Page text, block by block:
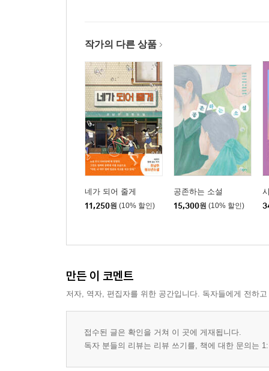
작가의 다른 상품
네가 되어 줄게
11,250원 (10% 할인)
공존하는 소설
15,300원 (10% 할인)
만든 이 코멘트
저자, 역자, 편집자를 위한 공간입니다. 독자들에게 전하
접수된 글은 확인을 거쳐 이 곳에 게재됩니다.
독자 분들의 리뷰는 리뷰 쓰기를, 책에 대한 문의는